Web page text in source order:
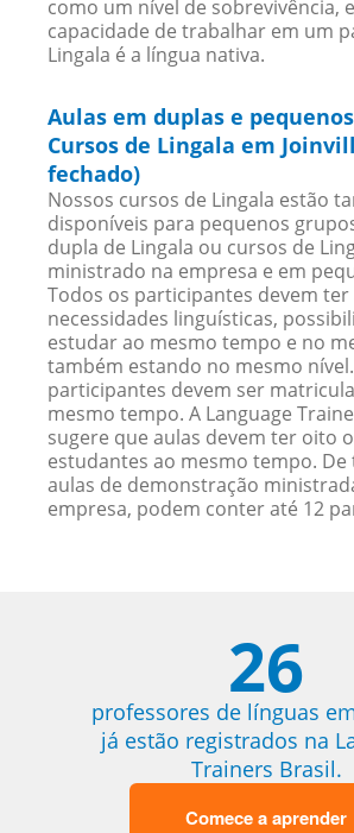
como um nível de sobrevivência,
capacidade de trabalhar em um
Lingala é a língua nativa.
Aulas em duplas e
Cursos de Lingala em
fechado)
Nossos cursos de Lingala estão
disponíveis para pequenos
dupla de Lingala ou cursos de
ministrado na empresa e em
Todos os participantes devem ter
necessidades linguísticas,
estudar ao mesmo tempo e no
também estando no mesmo
participantes devem ser
mesmo tempo. A Language
sugere que aulas devem ter oito
estudantes ao mesmo tempo. De
aulas de demonstração
empresa, podem conter até 12
26
professores de línguas
já estão registrados na
Trainers Brasil.
Comece a aprender